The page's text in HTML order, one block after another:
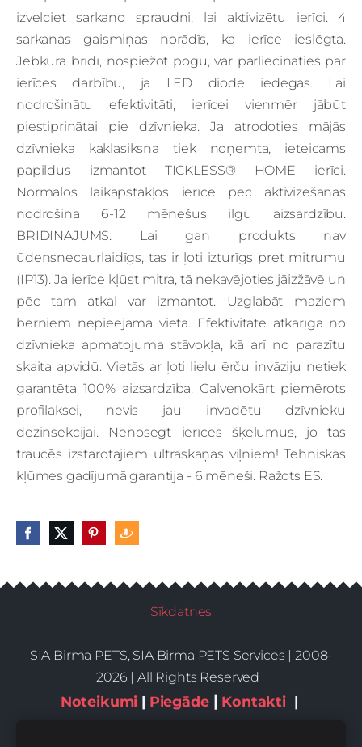
izvelciet sarkano spraudni, lai aktivizētu ierīci. 4
sarkanas gaismiņas norādīs, ka ierīce ieslēgta.
Jebkurā brīdī, nospiežot pogu, var pārliecināties par
ierīces darbību, ja LED diode iedegas. Lai
nodrošinātu efektivitāti, ierīcei vienmēr jābūt
piestiprinātai pie dzīvnieka. Ja atrodoties mājās
dzīvnieka kaklasiksna tiek noņemta, ieteicams
papildus izmantot TICKLESS® HOME ierīci.
Normālos laikapstākļos ierīce pēc aktivizēšanas
nodrošina 6-12 mēnešus ilgu aizsardzību.
BRĪDINĀJUMS: Lai gan produkts nav
ūdensnecaurlaidīgs, tas ir ļoti izturīgs pret mitrumu
(IP13). Ja ierīce kļūst mitra, tā nekavējoties jāizžāvē un
pēc tam atkal var izmantot. Uzglabāt maziem
bērniem nepieejamā vietā. Efektivitāte atkarīga no
dzīvnieka apmatojuma stāvokļa, kā arī no parazītu
skaita apvidū. Vietās ar ļoti lielu ērču invāziju netiek
garantēta 100% aizsardzība. Galvenokārt piemērots
profilaksei, nevis jau invadētu dzīvnieku
dezinsekcijai. Nenosegt ierīces šķēlumus, jo tas
traucēs izstarotajiem ultraskaņas viļņiem! Tehniskas
kļūmes gadījumā garantija - 6 mēneši. Ražots ES.
Sīkdatnes
SIA Birma PETS, SIA Birma PETS Services | 2008-
2026 | All Rights Reserved
Noteikumi | Piegāde | Kontakti|
Privātums,sīkdatnes